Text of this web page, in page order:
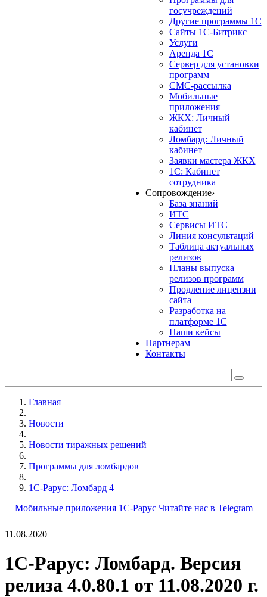
госучреждений
Другие программы 1С
Сайты 1С-Битрикс
Услуги
Аренда 1С
Сервер для установки
программ
СМС-рассылка
Мобильные
приложения
ЖКХ: Личный
кабинет
Ломбард: Личный
кабинет
Заявки мастера ЖКХ
1С: Кабинет
сотрудника
Сопровождение›
База знаний
ИТС
Сервисы ИТС
Линия консультаций
Таблица актуальных
релизов
Планы выпуска
релизов программ
Продление лицензии
сайта
Разработка на
платформе 1С
Наши кейсы
Партнерам
Контакты
Главная
Новости
Новости тиражных решений
Программы для ломбардов
1С-Рарус: Ломбард 4
Мобильные приложения 1С-Рарус Читайте нас в Telegram
11.08.2020
1С-Рарус: Ломбард. Версия
релиза 4.0.80.1 от 11.08.2020 г.